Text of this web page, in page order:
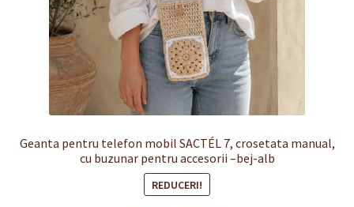
Politica de cookie-uri
Politica de rambursari si returnari
Recenzii
Geanta pentru telefon mobil SACTÉL 7, crosetata manual,
cu buzunar pentru accesorii –bej-alb
REDUCERI!